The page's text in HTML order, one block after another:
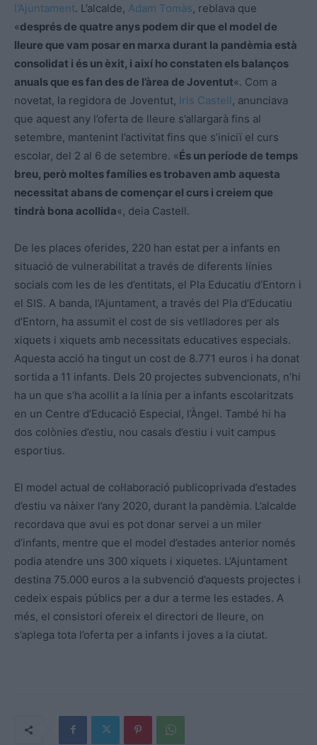
l’Ajuntament. L’alcalde, Adam Tomàs, reblava que
«després de quatre anys podem dir que el model de
lleure que vam posar en marxa durant la pandèmia està
consolidat i és un èxit, i així ho constaten els balanços
anuals que es fan des de l’àrea de Joventut«. Com a
novetat, la regidora de Joventut, Iris Castell, anunciava
que aquest any l’oferta de lleure s’allargarà fins al
setembre, mantenint l’activitat fins que s’iniciï el curs
escolar, del 2 al 6 de setembre. «És un període de temps
breu, però moltes famílies es trobaven amb aquesta
necessitat abans de començar el curs i creiem que
tindrà bona acollida«, deia Castell.
De les places oferides, 220 han estat per a infants en
situació de vulnerabilitat a través de diferents línies
socials com les de les d’entitats, el Pla Educatiu d’Entorn i
el SIS. A banda, l’Ajuntament, a través del Pla d’Educatiu
d’Entorn, ha assumit el cost de sis vetlladores per als
xiquets i xiquets amb necessitats educatives especials.
Aquesta acció ha tingut un cost de 8.771 euros i ha donat
sortida a 11 infants. Dels 20 projectes subvencionats, n’hi
ha un que s’ha acollit a la línia per a infants escolaritzats
en un Centre d’Educació Especial, l’Àngel. També hi ha
dos colònies d’estiu, nou casals d’estiu i vuit campus
esportius.
El model actual de col·laboració publicoprivada d’estades
d’estiu va nàixer l’any 2020, durant la pandèmia. L’alcalde
recordava que avui es pot donar servei a un miler
d’infants, mentre que el model d’estades anterior només
podia atendre uns 300 xiquets i xiquetes. L’Ajuntament
destina 75.000 euros a la subvenció d’aquests projectes i
cedeix espais públics per a dur a terme les estades. A
més, el consistori ofereix el directori de lleure, on
s’aplega tota l’oferta per a infants i joves a la ciutat.